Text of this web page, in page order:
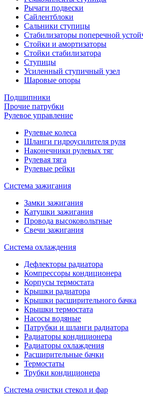
Рычаги подвески
Сайлентблоки
Сальники ступицы
Стабилизаторы поперечной
Стойки и амортизаторы
Стойки стабилизатора
Ступицы
Усиленный ступичный узел
Шаровые опоры
Подшипники
Прочие патрубки
Рулевое управление
Рулевые колеса
Шланги гидроусилителя руля
Наконечники рулевых тяг
Рулевая тяга
Рулевые рейки
Система зажигания
Замки зажигания
Катушки зажигания
Провода высоковольтные
Свечи зажигания
Система охлаждения
Дефлекторы радиатора
Компрессоры кондиционера
Корпусы термостата
Крышки радиатора
Крышки расширительного бачка
Крышки термостата
Насосы водяные
Патрубки и шланги радиатора
Радиаторы кондиционера
Радиаторы охлаждения
Расширительные бачки
Термостаты
Трубки кондиционера
Система очистки стекол и фар